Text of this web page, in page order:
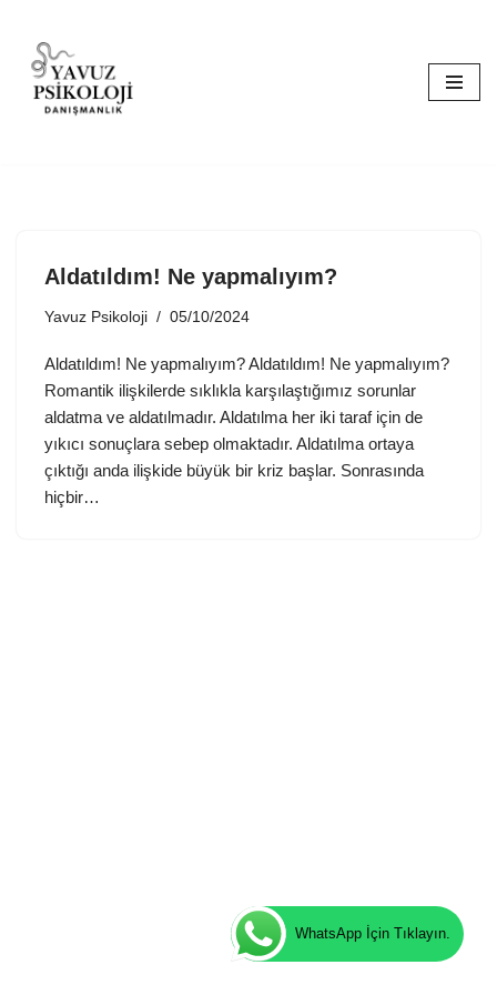
İçeriğe
geç
Aldatıldım! Ne yapmalıyım?
Yavuz Psikoloji 05/10/2024
Aldatıldım! Ne yapmalıyım? Aldatıldım! Ne yapmalıyım?
Romantik ilişkilerde sıklıkla karşılaştığımız sorunlar
aldatma ve aldatılmadır. Aldatılma her iki taraf için de
yıkıcı sonuçlara sebep olmaktadır. Aldatılma ortaya
çıktığı anda ilişkide büyük bir kriz başlar. Sonrasında
hiçbir…
WhatsApp İçin Tıklayın.